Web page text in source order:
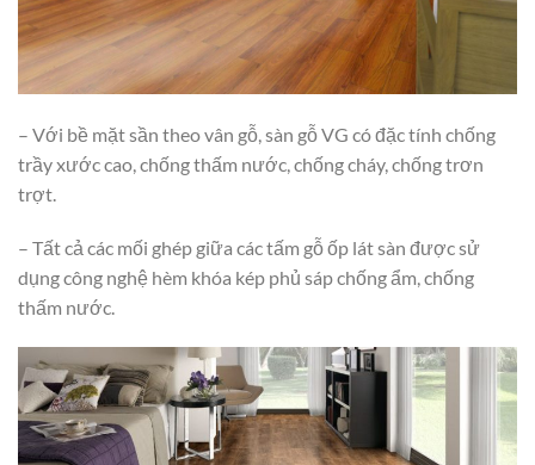
– Với bề mặt sần theo vân gỗ, sàn gỗ VG có đặc tính chống
trầy xước cao, chống thấm nước, chống cháy, chống trơn
trợt.
– Tất cả các mối ghép giữa các tấm gỗ ốp lát sàn được sử
dụng công nghệ hèm khóa kép phủ sáp chống ẩm, chống
thấm nước.